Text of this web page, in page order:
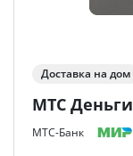
МТС
Доставка на дом
МТС-Банк